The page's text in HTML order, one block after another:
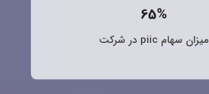
65%
میزان سهام piic در شرکت